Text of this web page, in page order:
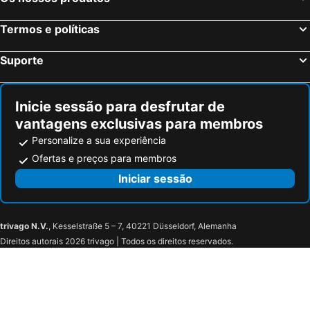
Lucainena de las Torres Hotéis na praia
Beires Hotéis na praia
Fondón Hotéis na praia
Termos e políticas
Suporte
Inicie sessão para desfrutar de
vantagens exclusivas para membros
Personalize a sua experiência
Ofertas e preços para membros
Iniciar sessão
trivago N.V., Kesselstraße 5 – 7, 40221 Düsseldorf, Alemanha
Direitos autorais 2026 trivago | Todos os direitos reservados.